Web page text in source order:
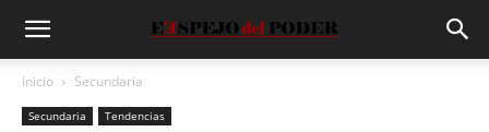
Inicio Secundaria
Secundaria Tendencias